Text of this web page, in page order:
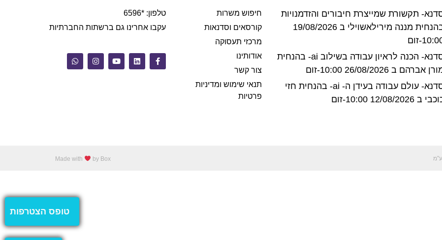
טופס הצטרפות
תקשורת שמייצרת חיבורים והזדמנויות
בהנחית מננה מירילאשוילי ב 19/08/2026
זום
סדנא- הכנה לראיון עבודה בשילוב ai- בהנחית
אברהם ב 26/08/2026 10:00-זום
סדנא- עולם עבודה בעידן ה- ai- בהנחית חזי
ב 12/08/2026 10:00-זום
חיפוש משרות
קורסאים וסדנאות
מרכזי תעסוקה
אודותינו
צור קשר
תנאי שימוש ומדיניות
פרטיות
טלפון: *6596
עקבו אחרינו גם ברשתות החברתיות
Made with by Box